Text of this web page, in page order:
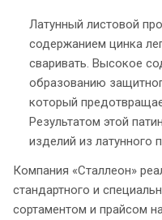
Латунный листовой
содержанием цинка
сваривать. Высокое
образованию
который
Результатом этой
изделий из латунного
Компания «Сталлеон»
стандартного и
сортаментом и прайсом